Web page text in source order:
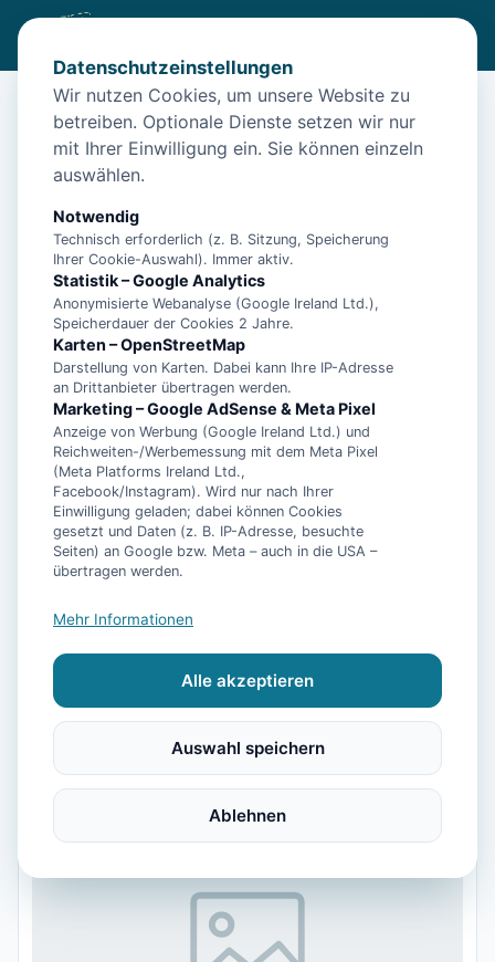
Start/Themen/
Radfahren in Ostfriesland – flaches Land, weiter Himmel,
3.500 Kilometer Radwege
🚴
Radfahren in Ostfriesland –
flaches Land, weiter
Himmel, 3.500 Kilometer
Radwege
Kein Berg weit und breit, dafür 3.500 Kilometer
ausgeschildertes Radwegenetz zwischen Deich,
Fehnkanälen und Wattenmeer: Ostfriesland gehört
zu den besten Radregionen Deutschlands. Hier
erfahren Sie, welche der fünf großen Rundrouten zu
Steigung ist – und wie man ihn austrickst.
passende Unterkünfte
Datenschutzeinstellungen
Wir nutzen Cookies, um unsere Website zu
betreiben. Optionale Dienste setzen wir nur
mit Ihrer Einwilligung ein. Sie können einzeln
auswählen.
Notwendig
Technisch erforderlich (z. B. Sitzung, Speicherung
Ihrer Cookie-Auswahl). Immer aktiv.
Statistik – Google Analytics
Anonymisierte Webanalyse (Google Ireland Ltd.),
Speicherdauer der Cookies 2 Jahre.
Karten – OpenStreetMap
Darstellung von Karten. Dabei kann Ihre IP-Adresse
an Drittanbieter übertragen werden.
Marketing – Google AdSense & Meta Pixel
Anzeige von Werbung (Google Ireland Ltd.) und
Reichweiten-/Werbemessung mit dem Meta Pixel
(Meta Platforms Ireland Ltd.,
Facebook/Instagram). Wird nur nach Ihrer
Einwilligung geladen; dabei können Cookies
gesetzt und Daten (z. B. IP-Adresse, besuchte
Seiten) an Google bzw. Meta – auch in die USA –
übertragen werden.
Mehr Informationen
Alle akzeptieren
Auswahl speichern
Ablehnen